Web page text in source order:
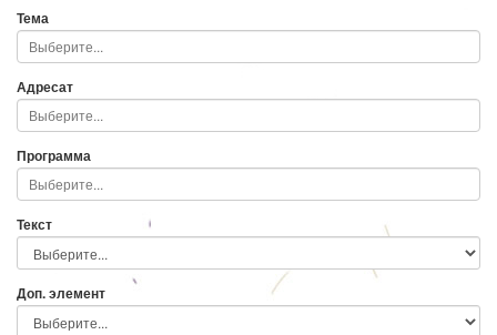
Тема
Адресат
Программа
Текст
Доп. элемент